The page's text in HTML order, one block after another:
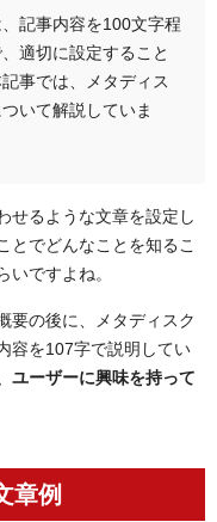
記事内容を100文字程
適切に設定すること
事では、メタディス
いて解説していま
せるような文章を設定し
とでどんなことを知るこ
いですよね。
要の後に、メタディスク
容を107字で説明してい
ユーザーに興味を持って
章例